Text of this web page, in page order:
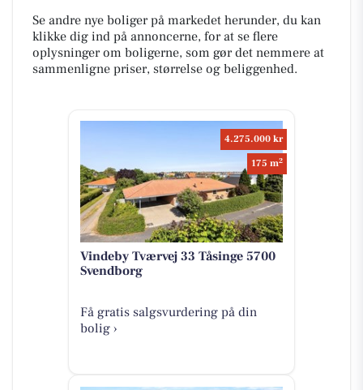
Se andre nye boliger på markedet herunder, du kan
klikke dig ind på annoncerne, for at se flere
oplysninger om boligerne, som gør det nemmere at
sammenligne priser, størrelse og beliggenhed.
4.275.000 kr
175 m2
Vindeby Tværvej 33 Tåsinge 5700
Svendborg
Få gratis salgsvurdering på din
bolig ›